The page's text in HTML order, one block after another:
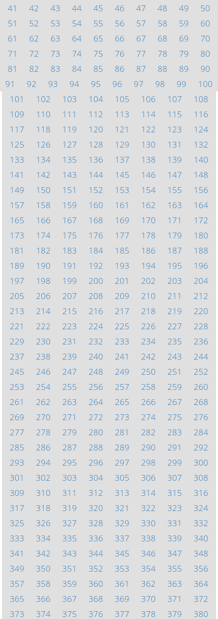
41
42 43 44 45 46 47 48 49
50
51
52 53 54 55 56 57 58 59
60
61
62 63 64 65 66 67 68 69
70
71
72 73 74 75 76 77 78 79
80
81
82 83 84 85 86 87 88 89
90
91
92 93 94 95 96 97 98 99
100
101
102 103 104 105 106 107
108
109
110 111 112 113 114 115
116
117
118 119 120 121 122 123
124
125
126 127 128 129 130 131
132
133
134 135 136 137 138 139
140
141
142 143 144 145 146 147
148
149
150 151 152 153 154 155
156
157
158 159 160 161 162 163
164
165
166 167 168 169 170 171
172
173
174 175 176 177 178 179
180
181
182 183 184 185 186 187
188
189
190 191 192 193 194 195
196
197
198 199 200 201 202 203
204
205
206 207 208 209 210 211
212
213
214 215 216 217 218 219
220
221
222 223 224 225 226 227
228
229
230 231 232 233 234 235
236
237
238 239 240 241 242 243
244
245
246 247 248 249 250 251
252
253
254 255 256 257 258 259
260
261
262 263 264 265 266 267
268
269
270 271 272 273 274 275
276
277
278 279 280 281 282 283
284
285
286 287 288 289 290 291
292
293
294 295 296 297 298 299
300
301
302 303 304 305 306 307
308
309
310 311 312 313 314 315
316
317
318 319 320 321 322 323
324
325
326 327 328 329 330 331
332
333
334 335 336 337 338 339
340
341
342 343 344 345 346 347
348
349
350 351 352 353 354 355
356
357
358 359 360 361 362 363
364
365
366 367 368 369 370 371
372
373
374 375 376 377 378 379 380